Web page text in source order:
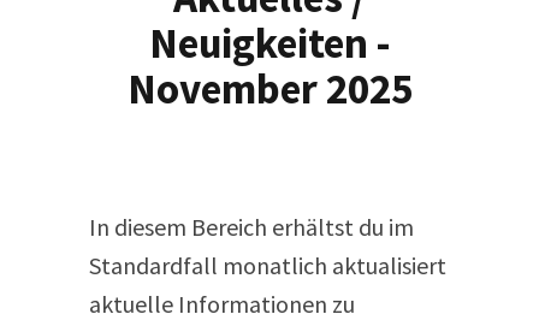
Neuigkeiten -
November 2025
In diesem Bereich erhältst du im
Standardfall monatlich aktualisiert
aktuelle Informationen zu